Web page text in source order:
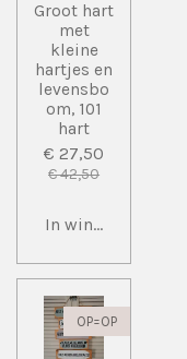
Groot hart
met
kleine
hartjes en
levensbo
om, 101
hart
€ 27,50
€ 42,50
In winkelwagen
OP=OP